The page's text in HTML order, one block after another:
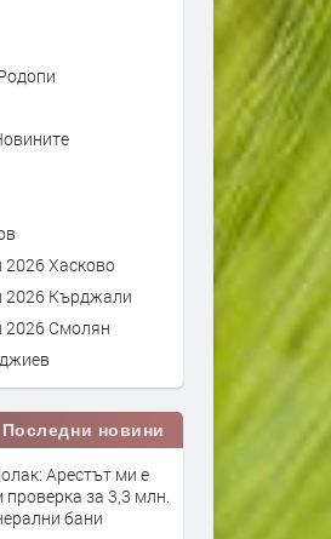
2026 Хасково
2026 Кърджали
2026 Смолян
Последни новини
Арестът ми е
проверка за 3,3 млн.
бани